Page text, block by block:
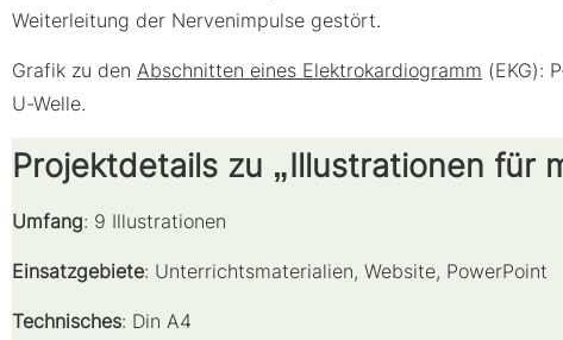
Weiterleitung der Nervenimpulse gestört.
Grafik zu den Abschnitten eines Elektrokardiogramm (EKG):
U-Welle.
Projektdetails zu „Illustrationen für
Umfang: 9 Illustrationen
Einsatzgebiete: Unterrichtsmaterialien, Website, PowerPoint
Technisches: Din A4